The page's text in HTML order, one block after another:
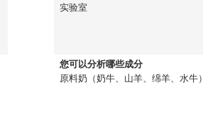
实验室
您可以分析哪些成分
原料奶（奶牛、山羊、绵羊、水牛）